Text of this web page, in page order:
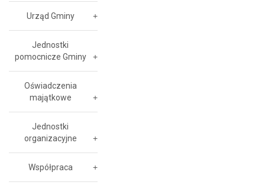
Urząd Gminy
Jednostki
pomocnicze Gminy
Oświadczenia
majątkowe
Jednostki
organizacyjne
Współpraca